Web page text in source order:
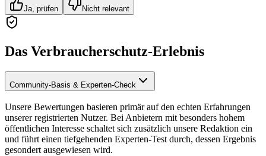
Ja, prüfen Nicht relevant
Das Verbraucherschutz-Erlebnis
Community-Basis & Experten-Check
Unsere Bewertungen basieren primär auf den echten Erfahrungen
unserer registrierten Nutzer. Bei Anbietern mit besonders hohem
öffentlichen Interesse schaltet sich zusätzlich unsere Redaktion ein
und führt einen tiefgehenden Experten-Test durch, dessen Ergebnis
gesondert ausgewiesen wird.